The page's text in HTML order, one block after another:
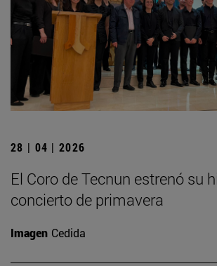
28 | 04 | 2026
El Coro de Tecnun estrenó su
concierto de primavera
Imagen Cedida